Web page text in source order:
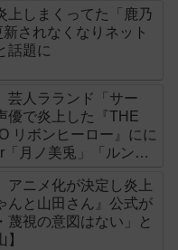
上しまくってた「鹿乃
されなくなりネット
話題に
芸人ラランド「サー
優で炎上した『THE
リボンヒーロー』にに
「月ノ美兎」「ルンル
アニメ化が決定し炎上
んと山田さん』公式が
蔑視の意図はない」と